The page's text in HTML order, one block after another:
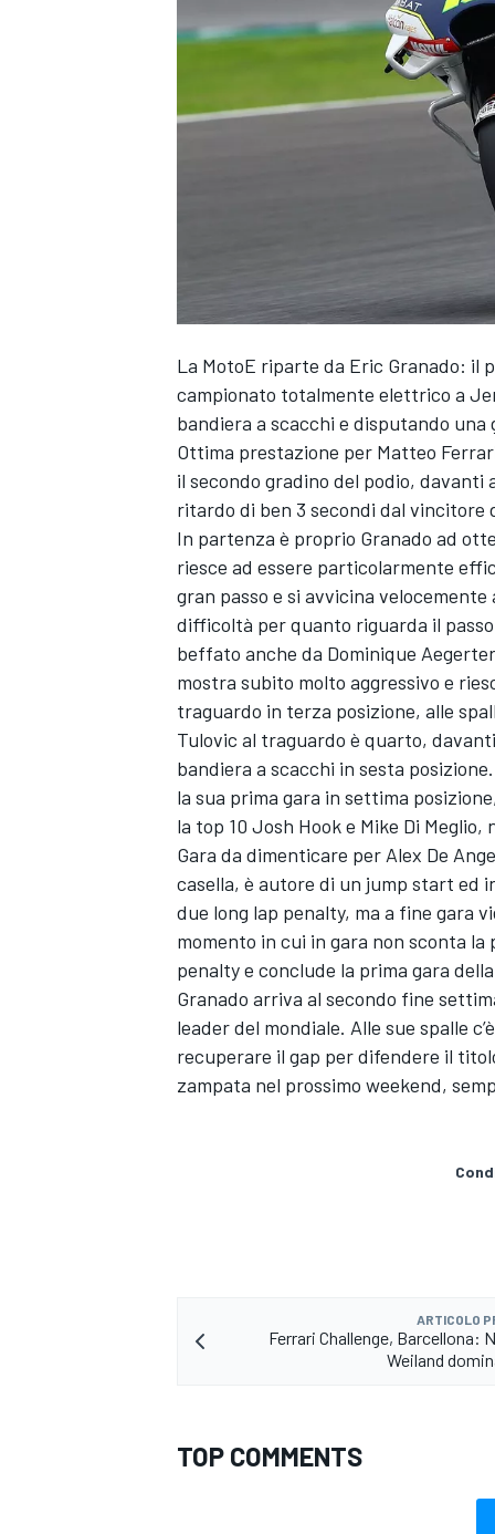
MONOPOSTO
La MotoE riparte da Eric Granado: il
campionato totalmente elettrico a
bandiera a scacchi e disputando
Ottima prestazione per Matteo
il secondo gradino del podio, davanti
ritardo di ben 3 secondi dal vincitore
In partenza è proprio Granado ad
riesce ad essere particolarmente
gran passo e si avvicina
difficoltà per quanto riguarda il
beffato anche da Dominique
mostra subito molto aggressivo e
traguardo in terza posizione, alle
Tulovic al traguardo è quarto,
bandiera a scacchi in sesta
la sua prima gara in settima
la top 10 Josh Hook e Mike Di
Gara da dimenticare per Alex De
casella, è autore di un jump start ed
due long lap penalty, ma a fine gara
momento in cui in gara non sconta
penalty e conclude la prima gara
Granado arriva al secondo fine
leader del mondiale. Alle sue spalle
recuperare il gap per difendere il
zampata nel prossimo weekend,
ARTICOLO
Ferrari Challenge, Barcellona:
Weiland
TOP COMMENTS